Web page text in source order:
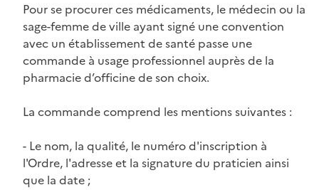
Pour se procurer ces médicaments, le médecin ou la
sage-femme de ville ayant signé une convention
avec un établissement de santé passe une
commande à usage professionnel auprès de la
pharmacie d’officine de son choix.
La commande comprend les mentions suivantes :
- Le nom, la qualité, le numéro d'inscription à
l'Ordre, l'adresse et la signature du praticien ainsi
que la date ;